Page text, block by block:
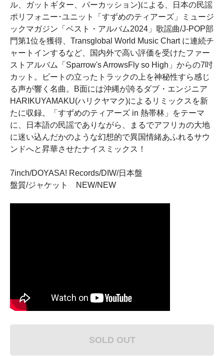
ル、ガットギター、パーカッション)による、日本の民謡
ポリフォニー･ユニット「すずめのティアーズ」ミュージ
ックマガジン「ベスト・アルバム2024」歌謡曲/J-POP部
門第1位を獲得、Transglobal World Music Chart に連続チ
ャートインするなど、国内外で高い評価を受けたファー
ストアルバム「Sparrow's ArrowsFly so High」からの7吋
カット。ビートの立ったトラックの上を神秘性すら感じ
る声が響く名曲。B面には沖縄が誇るダブ・エンジニア
HARIKUYAMAKU(ハリクヤマク)によるリミックスを新
たに収録。「すずめのティアーズ in 熱帯林」をテーマ
に、日本語の民謡でありながら、まるでアフリカの大地
に迷い込んだかのような幻想的で異国情緒あふれるサウ
ンドへと昇華させたナイスミックス！
7inch/DOYASA! Records/DIW/日本盤
盤質/ジャケット NEW/NEW
SOLD OUT